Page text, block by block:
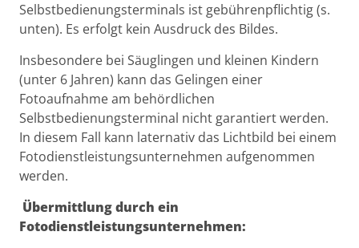
Selbstbedienungsterminals ist gebührenpflichtig (s.
unten). Es erfolgt kein Ausdruck des Bildes.
Insbesondere bei Säuglingen und kleinen Kindern
(unter 6 Jahren) kann das Gelingen einer
Fotoaufnahme am behördlichen
Selbstbedienungsterminal nicht garantiert werden.
In diesem Fall kann laternativ das Lichtbild bei einem
Fotodienstleistungsunternehmen aufgenommen
werden.
Übermittlung durch ein
Fotodienstleistungsunternehmen: